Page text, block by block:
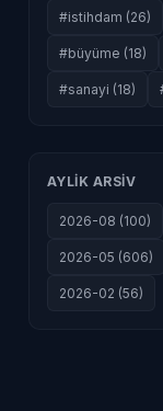
#istihdam (26)
#büyüme (18)
#sanayi (18)
AYLIK ARSIV
2026-08 (100)
2026-05 (606)
2026-02 (56)